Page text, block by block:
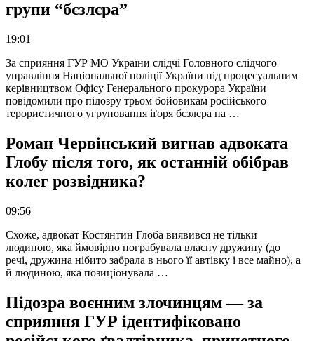
групи “бєзлєра”
19:01
За сприяння ГУР МО України слідчі Головного слідчого
управління Національної поліції України під процесуальним
керівництвом Офісу Генерального прокурора України
повідомили про підозру трьом бойовикам російського
терористичного угруповання іґоря бєзлєра на …
Роман Червінський вигнав адвоката
Глобу після того, як останній обібрав
колег розвідника?
09:56
Схоже, адвокат Костянтин Глоба виявився не тільки
людиною, яка ймовірно пограбувала власну дружину (до
речі, дружина нібито забрала в нього її автівку і все майно), а
й людиною, яка позиціонувала …
Підозра воєнним злочинцям — за
сприяння ГУР ідентифіковано